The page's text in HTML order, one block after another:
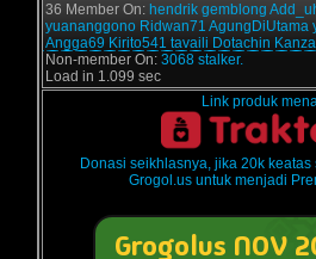
36 Member On: hendrik gemblong
yuananggono Ridwan71 AgungDiUtama
Angga69 Kirito541 tavaili Dotachin
Non-member On: 3068 stalker.
Load in 1.099 sec
Link produk
Donasi seikhlasnya, jika 20k
Grogol.us untuk menjadi